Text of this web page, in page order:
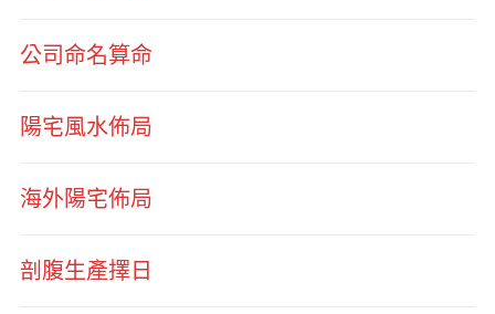
公司命名算命
陽宅風水佈局
海外陽宅佈局
剖腹生產擇日